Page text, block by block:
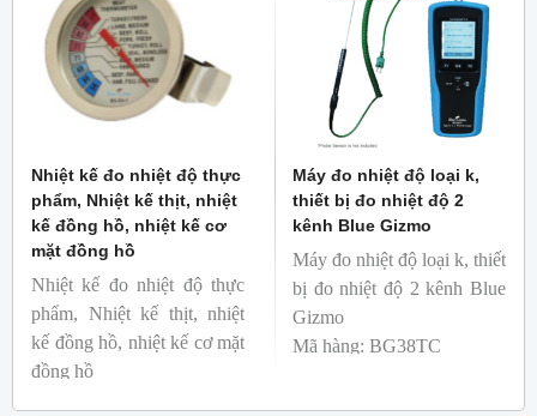
Nhiệt kế đo nhiệt độ thực
phẩm, Nhiệt kế thịt, nhiệt
kế đồng hồ, nhiệt kế cơ
mặt đồng hồ
Nhiệt kế đo nhiệt độ thực
phẩm, Nhiệt kế thịt, nhiệt
kế đồng hồ, nhiệt kế cơ mặt
đồng hồ
Máy đo nhiệt độ loại k,
thiết bị đo nhiệt độ 2
kênh Blue Gizmo
Máy đo nhiệt độ loại k, thiết
bị đo nhiệt độ 2 kênh Blue
Gizmo
Mã hàng: BG38TC